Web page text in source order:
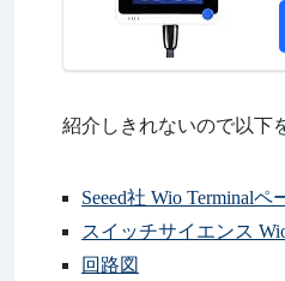
紹介しきれないので以下
Seeed社 Wio Terminalペ
スイッチサイエンス
回路図